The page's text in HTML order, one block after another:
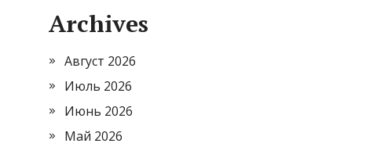
Archives
Август 2026
Июль 2026
Июнь 2026
Май 2026